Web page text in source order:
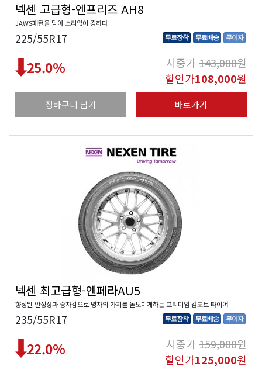
넥센 고급형-엔프리즈 AH8
JAWS패턴을 담아 소리없이 강하다
225/55R17 무료장착 무료배송 무이자
25.0% 시중가143,000원
할인가108,000원
장바구니 담기 바로가기
넥센 최고급형-엔페라AU5
향상된 안정성과 승차감으로 명차의 가치를 돋보이게하는 프리미엄 컴포트 타이어
235/55R17 무료장착 무료배송 무이자
22.0% 시중가159,000원
할인가125,000원